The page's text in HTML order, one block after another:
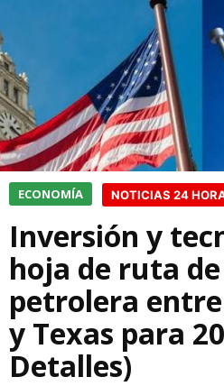
ECONOMÍA NOTICIAS 24
Inversión y
hoja de ruta
petrolera
y Texas para
Detalles)